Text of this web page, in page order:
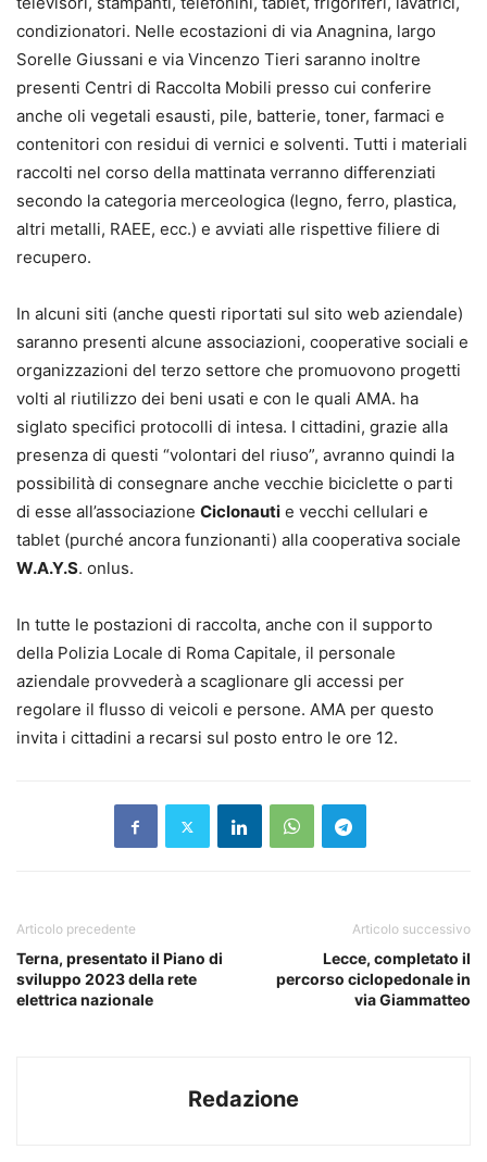
condizionatori. Nelle ecostazioni di via Anagnina, largo
Sorelle Giussani e via Vincenzo Tieri saranno inoltre
presenti Centri di Raccolta Mobili presso cui conferire
anche oli vegetali esausti, pile, batterie, toner, farmaci e
contenitori con residui di vernici e solventi. Tutti i materiali
raccolti nel corso della mattinata verranno differenziati
secondo la categoria merceologica (legno, ferro, plastica,
altri metalli, RAEE, ecc.) e avviati alle rispettive filiere di
recupero.
In alcuni siti (anche questi riportati sul sito web aziendale)
saranno presenti alcune associazioni, cooperative sociali e
organizzazioni del terzo settore che promuovono progetti
volti al riutilizzo dei beni usati e con le quali AMA. ha
siglato specifici protocolli di intesa. I cittadini, grazie alla
presenza di questi “volontari del riuso”, avranno quindi la
possibilità di consegnare anche vecchie biciclette o parti
di esse all’associazione Ciclonauti e vecchi cellulari e
tablet (purché ancora funzionanti) alla cooperativa sociale
W.A.Y.S. onlus.
In tutte le postazioni di raccolta, anche con il supporto
della Polizia Locale di Roma Capitale, il personale
aziendale provvederà a scaglionare gli accessi per
regolare il flusso di veicoli e persone. AMA per questo
invita i cittadini a recarsi sul posto entro le ore 12.
Articolo precedente
Terna, presentato il Piano di
sviluppo 2023 della rete
elettrica nazionale
Articolo successivo
Lecce, completato il
percorso ciclopedonale in
via Giammatteo
Redazione